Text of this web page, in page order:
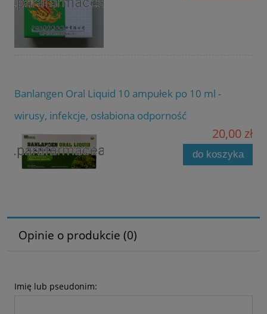
Banlangen Oral Liquid 10 ampułek po 10 ml -
wirusy, infekcje, osłabiona odporność
20,00 zł
do koszyka
Opinie o produkcie (0)
Imię lub pseudonim: